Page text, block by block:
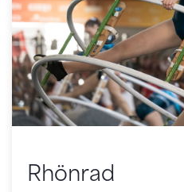
Rhönrad